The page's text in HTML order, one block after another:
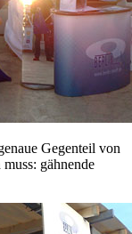
Gegenteil von
gähnende